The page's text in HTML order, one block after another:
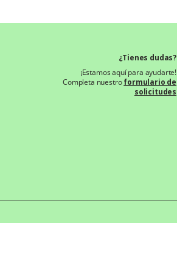
¿Tienes dudas?
¡Estamos aquí para ayudarte!
Completa nuestroformulario de
solicitudes